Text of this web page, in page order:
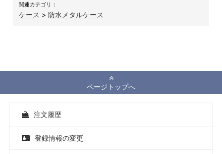
関連カテゴリ：
ケース >防水メタルケース
ページトップへ
注文履歴
登録情報の変更